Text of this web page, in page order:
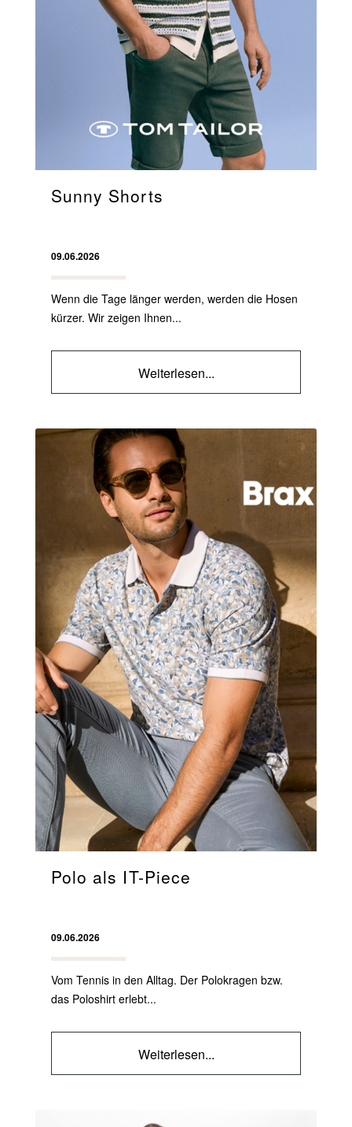
Sunny Shorts
09.06.2026
Wenn die Tage länger werden, werden die Hosen
kürzer. Wir zeigen Ihnen...
Weiterlesen...
Polo als IT-Piece
09.06.2026
Vom Tennis in den Alltag. Der Polokragen bzw.
das Poloshirt erlebt...
Weiterlesen...